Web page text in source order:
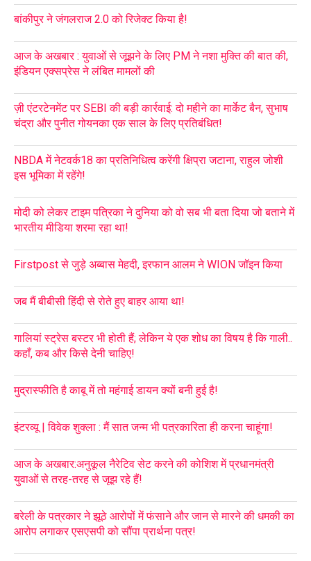
बांकीपुर ने जंगलराज 2.0 को रिजेक्ट किया है!
आज के अखबार : युवाओं से जूझने के लिए PM ने नशा मुक्ति की बात की,
इंडियन एक्सप्रेस ने लंबित मामलों की
ज़ी एंटरटेनमेंट पर SEBI की बड़ी कार्रवाई: दो महीने का मार्केट बैन, सुभाष
चंद्रा और पुनीत गोयनका एक साल के लिए प्रतिबंधित!
NBDA में नेटवर्क18 का प्रतिनिधित्व करेंगी क्षिप्रा जटाना, राहुल जोशी
इस भूमिका में रहेंगे!
मोदी को लेकर टाइम पत्रिका ने दुनिया को वो सब भी बता दिया जो बताने में
भारतीय मीडिया शरमा रहा था!
Firstpost से जुड़े अब्बास मेहदी, इरफान आलम ने WION जॉइन किया
जब मैं बीबीसी हिंदी से रोते हुए बाहर आया था!
गालियां स्ट्रेस बस्टर भी होती हैं; लेकिन ये एक शोध का विषय है कि गाली..
कहाँ, कब और किसे देनी चाहिए!
मुद्रास्फीति है काबू में तो महंगाई डायन क्यों बनी हुई है!
इंटरव्यू | विवेक शुक्ला : मैं सात जन्म भी पत्रकारिता ही करना चाहूंगा!
आज के अखबार:अनुकूल नैरेटिव सेट करने की कोशिश में प्रधानमंत्री
युवाओं से तरह-तरह से जूझ रहे हैं!
बरेली के पत्रकार ने झूठे आरोपों में फंसाने और जान से मारने की धमकी का
आरोप लगाकर एसएसपी को सौंपा प्रार्थना पत्र!